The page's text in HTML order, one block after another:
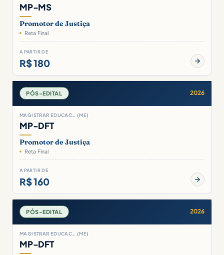
MP-MS
Promotor de Justiça
Reta Final
A PARTIR DE
R$ 180
PÓS-EDITAL 2026
MAGISTRAR EDUCAC… (ME)
MP-DFT
Promotor de Justiça
Reta Final
A PARTIR DE
R$ 160
PÓS-EDITAL 2026
MAGISTRAR EDUCAC… (ME)
MP-DFT